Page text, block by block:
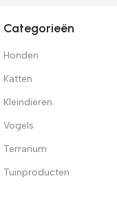
Categorieën
Honden
Katten
Kleindieren
Vogels
Terrarium
Tuinproducten